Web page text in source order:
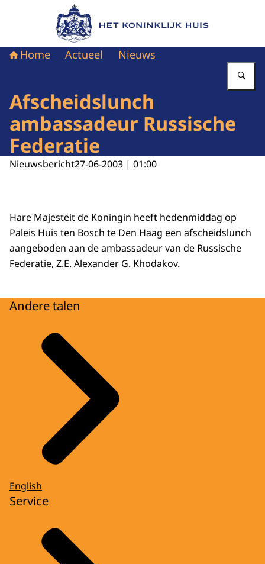
Naar de homepage van Het Koninklijk Huis
Home Actueel Nieuws
Afscheidslunch
ambassadeur Russische
Federatie
Nieuwsbericht27-06-2003 | 01:00
Hare Majesteit de Koningin heeft hedenmiddag op
Paleis Huis ten Bosch te Den Haag een afscheidslunch
aangeboden aan de ambassadeur van de Russische
Federatie, Z.E. Alexander G. Khodakov.
Andere talen
English
Service